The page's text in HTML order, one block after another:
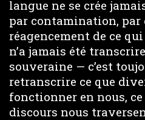
langue ne se crée
par contamination, par
réagencement de ce
n’a jamais été
souveraine — c’est
retranscrire ce que
fonctionner en nous,
discours nous